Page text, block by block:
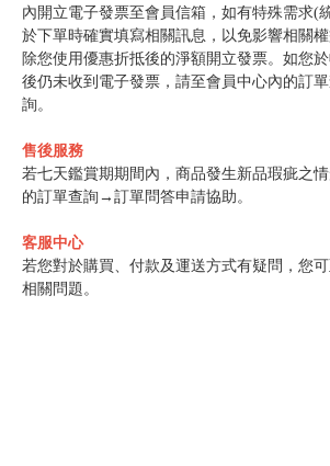
內開立電子發票至會員信箱，如有特殊需求(
於下單時確實填寫相關訊息，以免影響相關
除您使用優惠折抵後的淨額開立發票。如您
後仍未收到電子發票，請至會員中心內的訂
詢。
售後服務
若七天鑑賞期期間內，商品發生新品瑕疵之
的訂單查詢→訂單問答申請協助。
客服中心
若您對於購買、付款及運送方式有疑問，您
相關問題。